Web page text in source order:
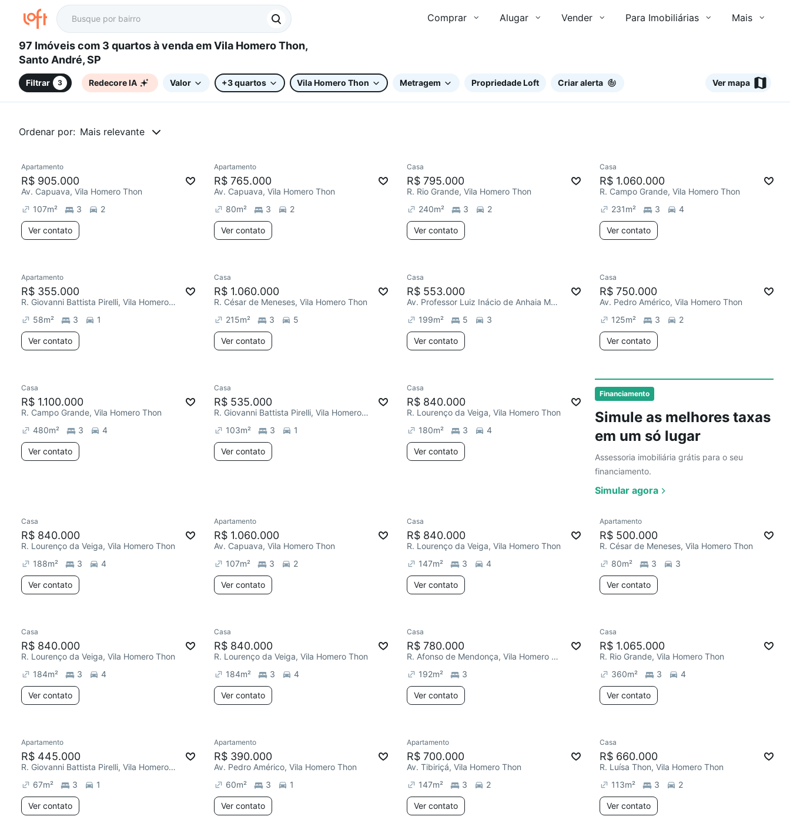
Comprar Alugar Vender Para Imobiliárias Mais
97 Imóveis com 3 quartos à venda em Vila Homero Thon,
Santo André, SP
Filtrar 3 Redecore IA Valor +3 quartos Vila Homero Thon Metragem Propriedade Loft Criar alerta Ver mapa
Ordenar por: Mais relevante
Financiamento
Simule as melhores taxas
em um só lugar
Assessoria imobiliária grátis para o seu
financiamento.
Simular agora
Redecorar
Apartamento
R$ 905.000
Av. Capuava, Vila Homero Thon
107m² 3 2
Ver contato
Redecorar
Apartamento
R$ 765.000
Av. Capuava, Vila Homero Thon
80m² 3 2
Ver contato
Casa
R$ 795.000
R. Rio Grande, Vila Homero Thon
240m² 3 2
Ver contato
Casa
R$ 1.060.000
R. Campo Grande, Vila Homero Thon
231m² 3 4
Ver contato
Redecorar
Apartamento
R$ 355.000
R. Giovanni Battista Pirelli, Vila Homero Thon
58m² 3 1
Ver contato
Casa
R$ 1.060.000
R. César de Meneses, Vila Homero Thon
215m² 3 5
Ver contato
Casa
R$ 553.000
Av. Professor Luiz Inácio de Anhaia Melo, Vila Homero Thon
199m² 5 3
Ver contato
Casa
R$ 750.000
Av. Pedro Américo, Vila Homero Thon
125m² 3 2
Ver contato
Ver
Casa
R$ 1.100.000
R. Campo Grande, Vila Homero Thon
480m² 3 4
Ver contato
Casa
R$ 535.000
R. Giovanni Battista Pirelli, Vila Homero Thon
103m² 3 1
Ver contato
Casa
R$ 840.000
R. Lourenço da Veiga, Vila Homero Thon
180m² 3 4
Ver contato
Casa
R$ 840.000
R. Lourenço da Veiga, Vila Homero Thon
188m² 3 4
Ver contato
Apartamento
R$ 1.060.000
Av. Capuava, Vila Homero Thon
107m² 3 2
Ver contato
Casa
R$ 840.000
R. Lourenço da Veiga, Vila Homero Thon
147m² 3 4
Ver contato
Apartamento
R$ 500.000
R. César de Meneses, Vila Homero Thon
80m² 3 3
Ver contato
Casa
R$ 840.000
R. Lourenço da Veiga, Vila Homero Thon
184m² 3 4
Ver contato
Casa
R$ 840.000
R. Lourenço da Veiga, Vila Homero Thon
184m² 3 4
Ver contato
Casa
R$ 780.000
R. Afonso de Mendonça, Vila Homero Thon
192m² 3
Ver contato
Casa
R$ 1.065.000
R. Rio Grande, Vila Homero Thon
360m² 3 4
Ver contato
Apartamento
R$ 445.000
R. Giovanni Battista Pirelli, Vila Homero Thon
67m² 3 1
Ver contato
Apartamento
R$ 390.000
Av. Pedro Américo, Vila Homero Thon
60m² 3 1
Ver contato
Apartamento
R$ 700.000
Av. Tibiriçá, Vila Homero Thon
147m² 3 2
Ver contato
Casa
R$ 660.000
R. Luísa Thon, Vila Homero Thon
113m² 3 2
Ver contato